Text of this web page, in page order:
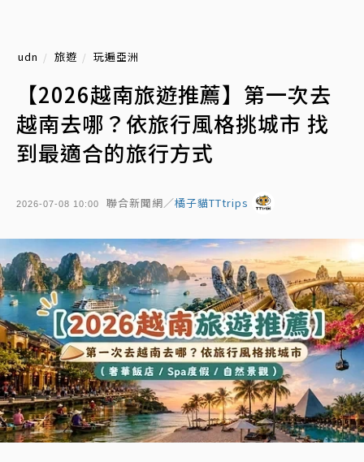
udn 旅遊 玩遍亞洲
【2026越南旅遊推薦】第一次去
越南去哪？依旅行風格挑城市 找
到最適合的旅行方式
2026-07-08 10:00 聯合新聞網／橘子貓TTtrips